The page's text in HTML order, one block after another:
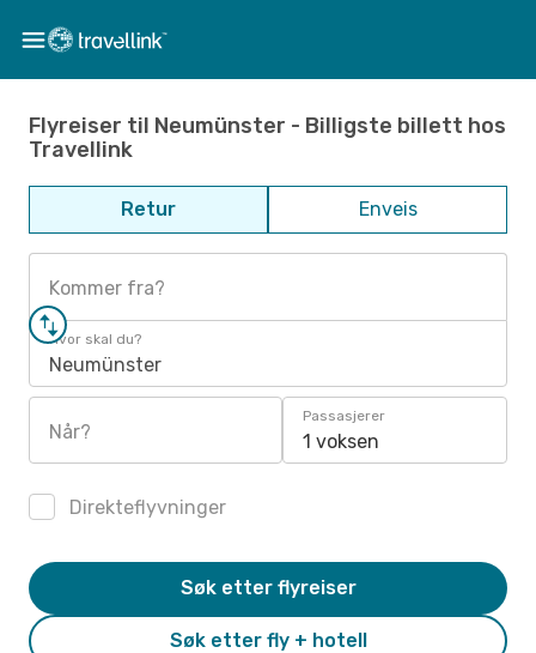
Flyreiser til Neumünster - Billigste billett hos
Travellink
Retur Enveis
Kommer fra?
Hvor skal du?
Neumünster
Når?
Passasjerer
1 voksen
Direkteflyvninger
Søk etter fly + hotell
Søk etter flyreiser